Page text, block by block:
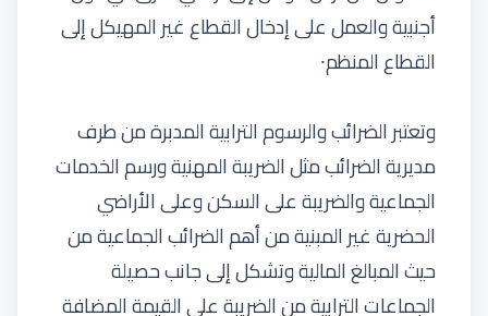
أجنبية والعمل على إدخال القطاع غير المهيكل إلى
القطاع المنظم⸱
وتعتبر الضرائب والرسوم الترابية المدبرة من طرف
مديرية الضرائب مثل الضريبة المهنية ورسم الخدمات
الجماعية والضريبة على السكن وعلى الأراضي
الحضرية غير المبنية من أهم الضرائب الجماعية من
حيث المبالغ المالية وتشكل إلى جانب حصيلة
الجماعات الترابية من الضريبة على القيمة المضافة